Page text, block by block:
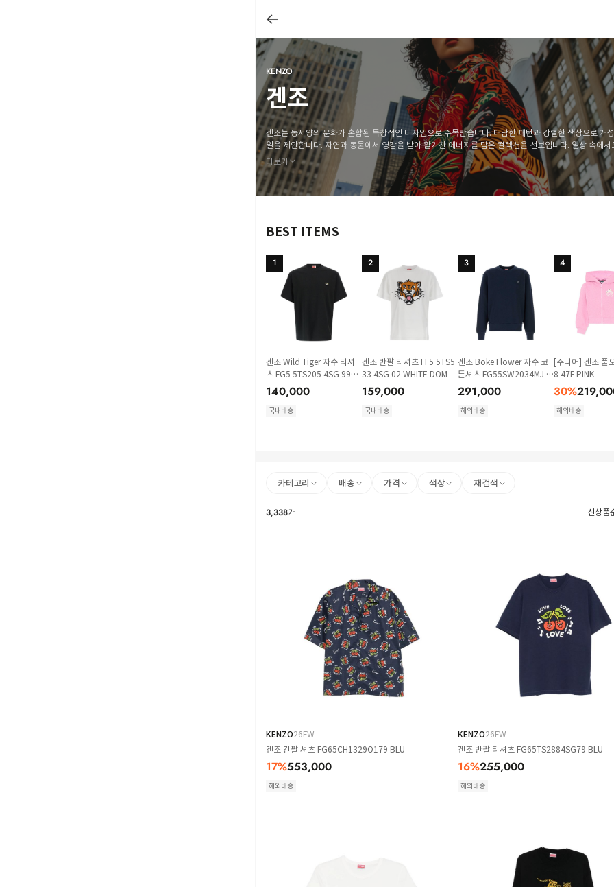
KENZO
겐조
겐조는 동서양의 문화가 혼합된 독창적인 디자인으로 주목받습니다. 대담한 패턴과 강렬한 색상으로 개
일을 제안합니다. 자연과 동물에서 영감을 받아 활기찬 에너지를 담은 컬렉션을 선보입니다. 일상 속에서
활기찬 패션을 즐길 수 있습니다.
더보기
BEST ITEMS
1
겐조 Wild Tiger 자수 티셔
츠 FG5 5TS205 4SG 99J
BLACK DOM
140,000
국내배송
2
겐조 반팔 티셔츠 FF5 5TS5
33 4SG 02 WHITE DOM
159,000
국내배송
3
겐조 Boke Flower 자수 코
튼셔츠 FG55SW2034MJ 7
6 BLEUMARINE
291,000
해외배송
4
[주니어] 겐조 풀
8 47F PINK
30%
해외배송
카테고리 배송 가격 색상 재검색
3,338개 신상품
KENZO26FW
겐조 긴팔 셔츠 FG65CH1329O179 BLU
17%553,000
해외배송
KENZO26FW
겐조 반팔 티셔츠 FG65TS2884SG79 BLU
16%255,000
해외배송